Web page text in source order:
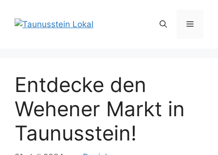
Inhalt
springen
Menü
Entdecke den
Wehener Markt in
Taunusstein!